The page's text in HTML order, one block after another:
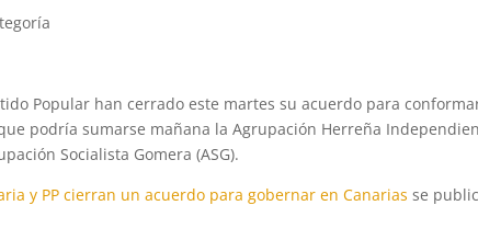
Popular han cerrado este martes su acuerdo para
podría sumarse mañana la Agrupación Herreña
Socialista Gomera (ASG).
y PP cierran un acuerdo para gobernar en Canarias se